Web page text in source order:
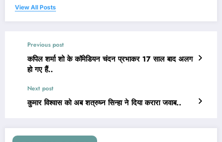
View All Posts
Previous post
कपिल शर्मा शो के कॉमेडियन चंदन प्रभाकर 17 साल बाद अलग
हो गए हैं..
Next post
कुमार विश्वास को अब शत्रुघ्न सिन्हा ने दिया करारा जवाब..